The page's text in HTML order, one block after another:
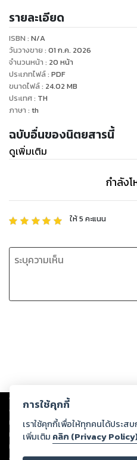
รายละเอียด
ISBN : N/A
วันวางขาย : 01 ก.ค. 2026
จำนวนหน้า : 20 หน้า
ประเภทไฟล์: PDF
ขนาดไฟล์: 24.02 MB
ประเทศ: TH
ภาษา : th
ฉบับอื่นของนิตยสารนี้
ดูเพิ่มเติม
กำลังโ
ให้5 คะแนน
Copyright © 2026
ต่อผลงานหรือเนื้อหาใดที่อัปโหลดผ่านเว็
ทรัพย์สินทางปัญญาของบุคคลอื่นหรือขัด
ทุกท่านโปรดใช้วิจารณญาณในการกลั่นก
หนึ่งส่วนใดขัดต่อกฎหมายและศีลธรรม ก
การใช้คุกกี้
เราใช้คุกกี้เพื่อให้ทุกคนได้ประส
เพิ่มเติม คลิก (Privacy